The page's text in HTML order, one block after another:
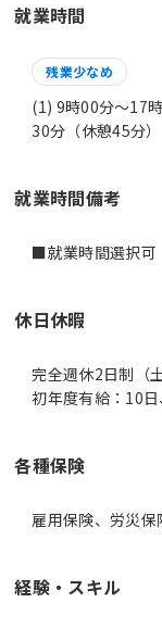
就業時間
残業少なめ
(1) 9時00分〜17
30分（休憩45分）
就業時間備考
休日休暇
完全週休2日制（
初年度有給：10
各種保険
雇用保険、労災
経験・スキル